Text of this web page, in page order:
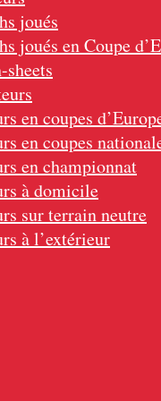
joués
joués en Coupe
sheets
en coupes
en coupes
en championnat
à domicile
sur terrain neutre
à l’extérieur